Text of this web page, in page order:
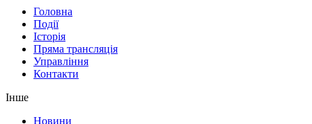
Головна
Події
Історія
Пряма трансляція
Управління
Контакти
Інше
Новини